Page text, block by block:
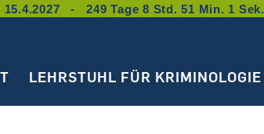
- 249 Tage 8 Std. 51 Min. 0 Sek.
LEHRSTUHL FÜR KRIMINOLOGIE